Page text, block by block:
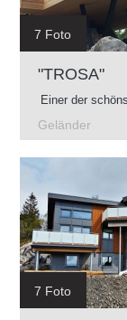
7 Foto
"TROSA"
Einer der
Geländer
7 Foto